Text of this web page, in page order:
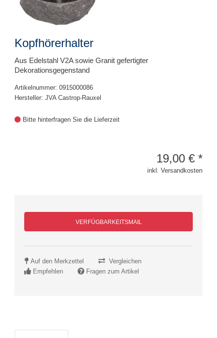
Kopfhörerhalter
Aus Edelstahl V2A sowie Granit gefertigter
Dekorationsgegenstand
Artikelnummer: 0915000086
Hersteller: JVA Castrop-Rauxel
Bitte hinterfragen Sie die Lieferzeit
19,00 € *
inkl. Versandkosten
VERFÜGBARKEITSMAIL
Auf den Merkzettel
Vergleichen
Empfehlen
Fragen zum Artikel